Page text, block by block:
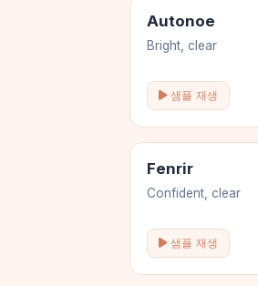
Autonoe
Bright, clear
샘플 재생
Fenrir
Confident, clear
샘플 재생